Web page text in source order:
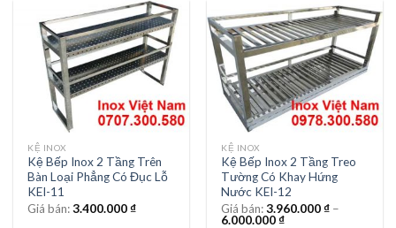
KỆ INOX
Kệ Bếp Inox 2 Tầng Trên
Bàn Loại Phẳng Có Đục Lỗ
KEI-11
Giá bán:3.400.000₫
KỆ INOX
Kệ Bếp Inox 2 Tầng Treo
Tường Có Khay Hứng
Nước KEI-12
Giá bán:3.960.000₫ –
6.000.000₫